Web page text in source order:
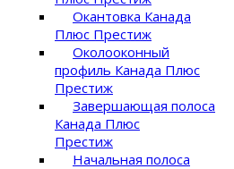
Окантовка Канада
Плюс Престиж
Околооконный
профиль Канада Плюс
Престиж
Завершающая полоса
Канада Плюс
Престиж
Начальная полоса